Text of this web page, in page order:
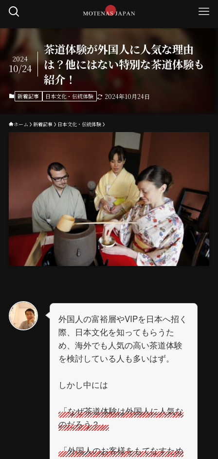
茶道体験が外国人に人気な理由
は？他にはない特別な茶道体験も
紹介！
2024
10/24
新着記事 日本文化・伝統体験 2024年10月24日
ホーム 新着記事 日本文化・伝統体験
外国人の富裕層やVIPを日本へ招く
際、日本文化を知ってもらうた
め、海外でも人気の高い茶道体験
を検討している人も多いはず。
しかし中には
「なぜ茶道体験は外国人に人気な
のだろう？」
「外国人のお客様をもてなすため